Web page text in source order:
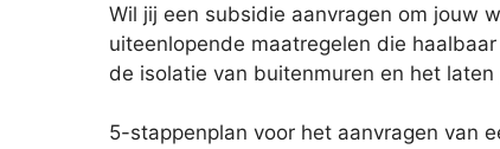
Wil jij een subsidie aanvragen om jouw
uiteenlopende maatregelen die
de isolatie van buitenmuren en het
5-stappenplan voor het aanvragen van